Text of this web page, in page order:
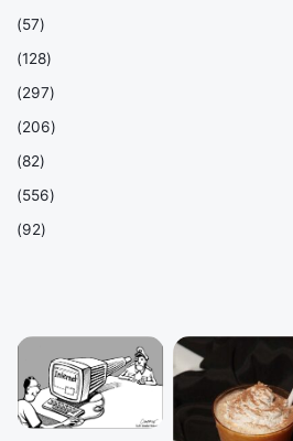
(57)
(128)
(297)
(206)
(82)
(556)
(92)